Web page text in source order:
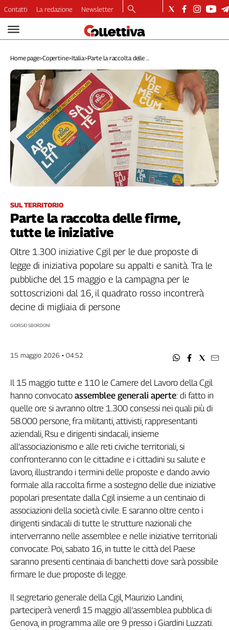
Video
Dirette
Longform
Copertine
Economia
Lavoro
Ambiente
Diritti
Welfare
Italia
Internazionale
Categorie
Filcams
Filctem
Fillea
Fisac
Flc
Nidil
Spi
Inca
Caaf
Speciali
G8
di
Genova,
sangue
della
ragione
120
anni
Cgil
Collettiva
Academy
Collettiva
Play
Rubriche
Contatti La redazione Newsletter
Home page>Copertine>Italia>Parte la raccolta delle ...
SUL TERRITORIO
Parte la raccolta delle firme,
tutte le iniziative
Oltre 1.300 iniziative Cgil per le due proposte di
legge di iniziativa popolare su appalti e sanità. Tra le
pubbliche del 15 maggio e la campagna per le
sottoscrizioni dal 16, il quadrato rosso incontrerà
decine di migliaia di persone
GIORGIO SBORDONI
15 maggio 2026 • 04:52
Il 15 maggio tutte e 110 le Camere del Lavoro della Cgil
hanno convocato assemblee generali aperte: di fatto in
quelle ore si avranno oltre 1.300 consessi nei quali più di
58.000 persone, fra militanti, attivisti, rappresentanti
aziendali, Rsu e dirigenti sindacali, insieme
all’associazionismo e alle reti civiche territoriali, si
confronteranno con le cittadine e i cittadini su salute e
lavoro, illustrando i termini delle proposte e dando avvio
formale alla raccolta firme a sostegno delle due iniziative
popolari presentate dalla Cgil insieme a un centinaio di
associazioni della società civile. E saranno oltre cento i
dirigenti sindacali di tutte le strutture nazionali che
interverranno nelle assemblee e nelle iniziative territoriali
convocate. Poi, sabato 16, in tutte le città del Paese
saranno presenti centinaia di banchetti dove sarà possibile
firmare le due proposte di legge.
Il segretario generale della Cgil, Maurizio Landini,
parteciperà venerdì 15 maggio all’assemblea pubblica di
Genova, in programma alle ore 9 presso i Giardini Luzzati.